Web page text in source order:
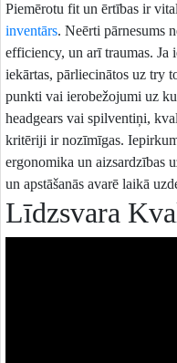
Piemērotu fit un ērtības ir
inventārs. Neērti pārnesums
efficiency, un arī traumas. Ja
iekārtas, pārliecinātos uz try
punkti vai ierobežojumi uz
headgears vai spilventiņi,
kritēriji ir nozīmīgas.
ergonomika un aizsardzības
un apstāšanās avarē laikā
Līdzsvara